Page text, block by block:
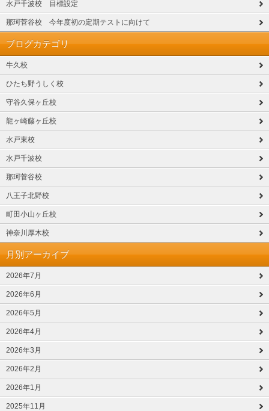
水戸千波校 目標設定
那珂菅谷校 今年度初の定期テストに向けて
ブログカテゴリ
牛久校
ひたち野うしく校
守谷久保ヶ丘校
龍ヶ崎藤ヶ丘校
水戸東校
水戸千波校
那珂菅谷校
八王子北野校
町田小山ヶ丘校
神奈川厚木校
月別アーカイブ
2026年7月
2026年6月
2026年5月
2026年4月
2026年3月
2026年2月
2026年1月
2025年11月